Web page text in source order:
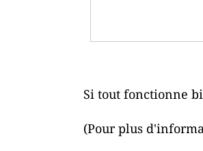
Si tout fonctionne
(Pour plus